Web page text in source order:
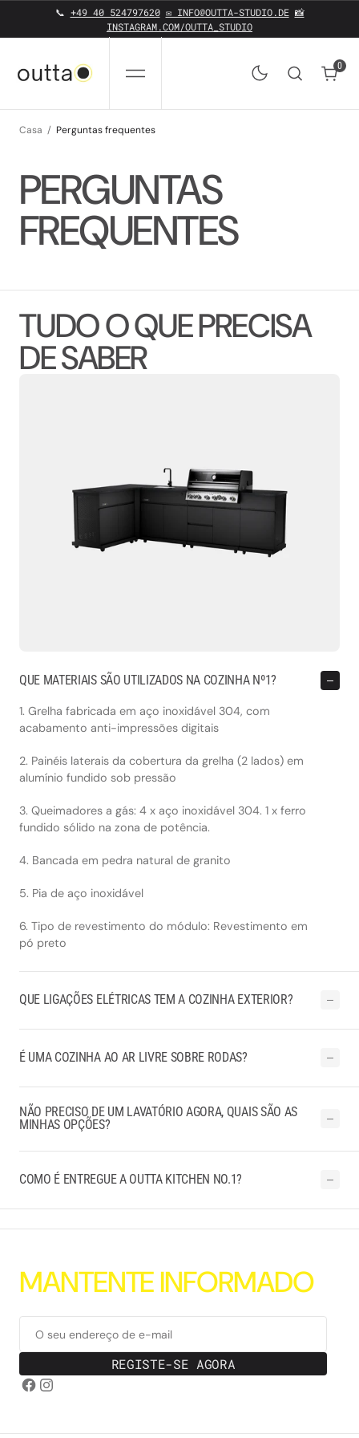
SALTAR PARA O CONTEÚDO
📞 +49 40 524797620 ✉️ INFO@OUTTA-STUDIO.DE 📸
INSTAGRAM.COM/OUTTA_STUDIO
0
0
Casa Perguntas frequentes
PERGUNTAS
FREQUENTES
TUDO O QUE PRECISA
DE SABER
QUE MATERIAIS SÃO UTILIZADOS NA COZINHA Nº1?
1. Grelha fabricada em aço inoxidável 304, com
acabamento anti-impressões digitais
2. Painéis laterais da cobertura da grelha (2 lados) em
alumínio fundido sob pressão
3. Queimadores a gás: 4 x aço inoxidável 304. 1 x ferro
fundido sólido na zona de potência.
4. Bancada em pedra natural de granito
5. Pia de aço inoxidável
6. Tipo de revestimento do módulo: Revestimento em
pó preto
QUE LIGAÇÕES ELÉTRICAS TEM A COZINHA EXTERIOR?
É UMA COZINHA AO AR LIVRE SOBRE RODAS?
NÃO PRECISO DE UM LAVATÓRIO AGORA, QUAIS SÃO AS
MINHAS OPÇÕES?
COMO É ENTREGUE A OUTTA KITCHEN NO.1?
MANTENTEINFORMADO
O seu endereço de e-mail
REGISTE-SE AGORA